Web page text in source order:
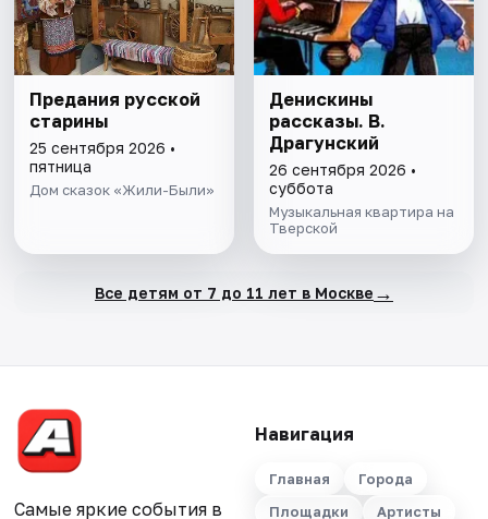
Предания русской
старины
25 сентября 2026 •
пятница
Дом сказок «Жили-Были»
Денискины
рассказы. В.
Драгунский
26 сентября 2026 •
суббота
Музыкальная квартира на
Тверской
Все детям от 7 до 11 лет в Москве →
Самые яркие события в
Навигация
Главная
Города
Площадки
Артисты